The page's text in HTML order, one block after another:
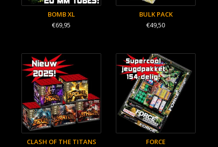
BOMB XL
€69,95
BULK PACK
€49,50
CLASH OF THE TITANS
FORCE